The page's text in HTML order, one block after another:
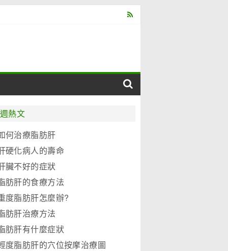
熱文
何治療脂肪肝
硬化病人的壽命
臟不好的症狀
肪肝的食療方法
度脂肪肝怎麼辦?
肪肝治療方法
肪肝有什麼症狀
度脂肪肝的穴位按摩治療圖